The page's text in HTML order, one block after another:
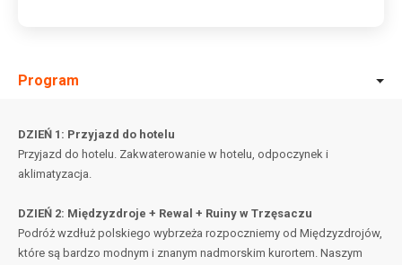
Program
DZIEŃ 1: Przyjazd do hotelu
Przyjazd do hotelu. Zakwaterowanie w hotelu, odpoczynek i
aklimatyzacja.
DZIEŃ 2: Międzyzdroje + Rewal + Ruiny w Trzęsaczu
Podróż wzdłuż polskiego wybrzeża rozpoczniemy od Międzyzdrojów,
które są bardzo modnym i znanym nadmorskim kurortem. Naszym